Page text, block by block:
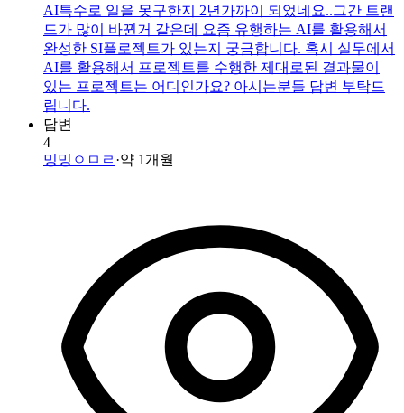
AI특수로 일을 못구한지 2년가까이 되었네요..그간 트랜
드가 많이 바뀐거 같은데 요즘 유행하는 AI를 활용해서
완성한 SI플로젝트가 있는지 궁금합니다. 혹시 실무에서
AI를 활용해서 프로젝트를 수행한 제대로된 결과물이
있는 프로젝트는 어디인가요? 아시는분들 답변 부탁드
립니다.
답변
4
밍밍ㅇㅁㄹ ·약 1개월